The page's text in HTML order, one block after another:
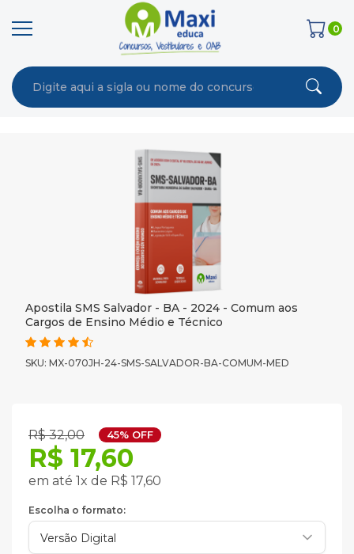
0
Apostila SMS Salvador - BA - 2024 - Comum aos
Cargos de Ensino Médio e Técnico
SKU: MX-070JH-24-SMS-SALVADOR-BA-COMUM-MED
R$ 32,00 45% OFF
R$ 17,60
em até 1x de R$ 17,60
Escolha o formato: